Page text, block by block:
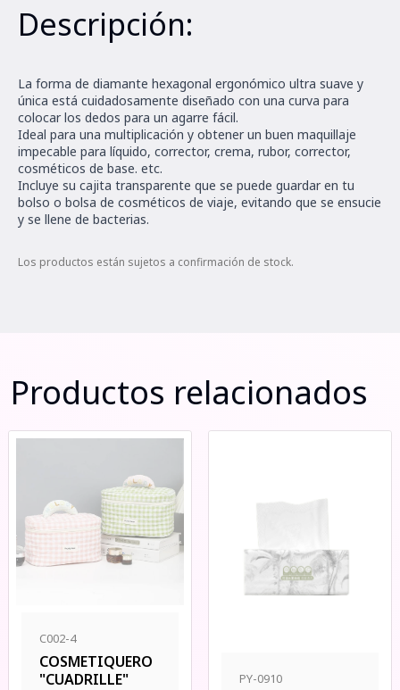
Descripción:
La forma de diamante hexagonal ergonómico ultra suave y
única está cuidadosamente diseñado con una curva para
colocar los dedos para un agarre fácil.
Ideal para una multiplicación y obtener un buen maquillaje
impecable para líquido, corrector, crema, rubor, corrector,
cosméticos de base. etc.
Incluye su cajita transparente que se puede guardar en tu
bolso o bolsa de cosméticos de viaje, evitando que se ensucie
y se llene de bacterias.
Los productos están sujetos a confirmación de stock.
Productos relacionados
C002-4
COSMETIQUERO
"CUADRILLE"
PY-0910